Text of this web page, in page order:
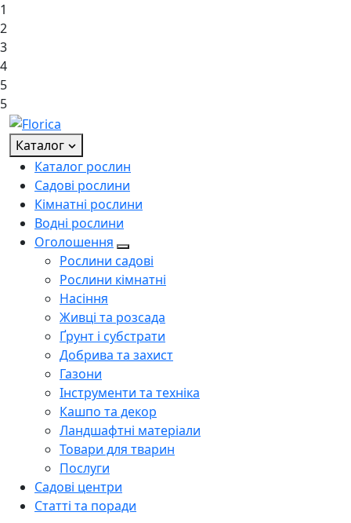
1
2
3
4
5
5
Каталог
Каталог рослин
Садові рослини
Кімнатні рослини
Водні рослини
Оголошення
Рослини садові
Рослини кімнатні
Насіння
Живці та розсада
Ґрунт і субстрати
Добрива та захист
Газони
Інструменти та техніка
Кашпо та декор
Ландшафтні матеріали
Товари для тварин
Послуги
Садові центри
Статті та поради